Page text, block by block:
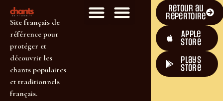
Site français de
référence pour
protéger et
découvrir les
chants populaires
et traditionnels
français.
Retour au
répertoire
Apple
Store
plays
store